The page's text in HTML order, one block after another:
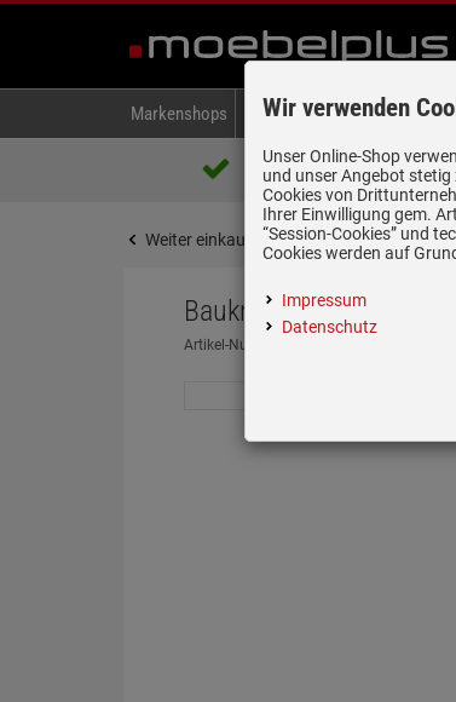
Markenshops Backen & Kochen Kühlen &
Über 85.000 positive
auf eBay, Amazon und Trusted
Weiter einkaufen Startseite
Bauknecht CTAR 8640
Artikel-Nummer:
Wir verwenden
Unser Online-Shop
und unser Angebot
Cookies von
Ihrer Einwilligung gem.
“Session-Cookies” und
Cookies werden auf
Impressum
Datenschutz